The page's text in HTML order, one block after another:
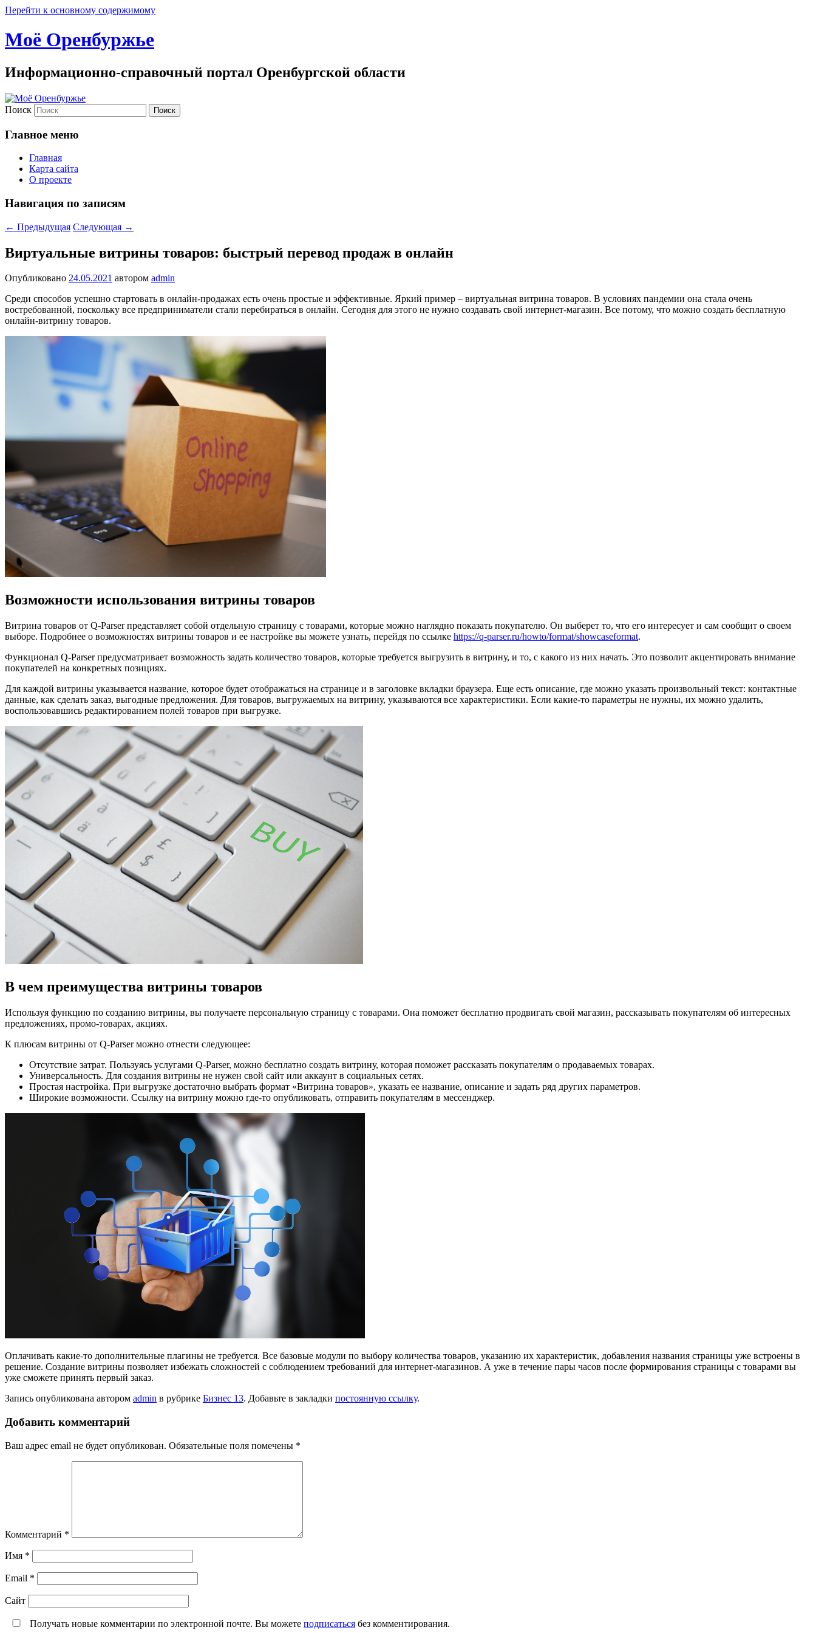
Перейти к основному содержимому
Моё Оренбуржье
Информационно-справочный портал Оренбургской области
Поиск
Главное меню
Главная
Карта сайта
О проекте
Навигация по записям
← Предыдущая Следующая →
Виртуальные витрины товаров: быстрый перевод продаж в онлайн
Опубликовано 24.05.2021 автором admin
Среди способов успешно стартовать в онлайн-продажах есть очень простые и эффективные. Яркий пример – виртуальная витрина товаров. В условиях пандемии она стала очень
востребованной, поскольку все предприниматели стали перебираться в онлайн. Сегодня для этого не нужно создавать свой интернет-магазин. Все потому, что можно создать бесплатную
онлайн-витрину товаров.
Возможности использования витрины товаров
Витрина товаров от Q-Parser представляет собой отдельную страницу с товарами, которые можно наглядно показать покупателю. Он выберет то, что его интересует и сам сообщит о своем
выборе. Подробнее о возможностях витрины товаров и ее настройке вы можете узнать, перейдя по ссылке https://q-parser.ru/howto/format/showcaseformat.
Функционал Q-Parser предусматривает возможность задать количество товаров, которые требуется выгрузить в витрину, и то, с какого из них начать. Это позволит акцентировать внимание
покупателей на конкретных позициях.
Для каждой витрины указывается название, которое будет отображаться на странице и в заголовке вкладки браузера. Еще есть описание, где можно указать произвольный текст: контактные
данные, как сделать заказ, выгодные предложения. Для товаров, выгружаемых на витрину, указываются все характеристики. Если какие-то параметры не нужны, их можно удалить,
воспользовавшись редактированием полей товаров при выгрузке.
В чем преимущества витрины товаров
Используя функцию по созданию витрины, вы получаете персональную страницу с товарами. Она поможет бесплатно продвигать свой магазин, рассказывать покупателям об интересных
предложениях, промо-товарах, акциях.
К плюсам витрины от Q-Parser можно отнести следующее:
Отсутствие затрат. Пользуясь услугами Q-Parser, можно бесплатно создать витрину, которая поможет рассказать покупателям о продаваемых товарах.
Универсальность. Для создания витрины не нужен свой сайт или аккаунт в социальных сетях.
Простая настройка. При выгрузке достаточно выбрать формат «Витрина товаров», указать ее название, описание и задать ряд других параметров.
Широкие возможности. Ссылку на витрину можно где-то опубликовать, отправить покупателям в мессенджер.
Оплачивать какие-то дополнительные плагины не требуется. Все базовые модули по выбору количества товаров, указанию их характеристик, добавления названия страницы уже встроены в
решение. Создание витрины позволяет избежать сложностей с соблюдением требований для интернет-магазинов. А уже в течение пары часов после формирования страницы с товарами вы
уже сможете принять первый заказ.
Запись опубликована автором admin в рубрике Бизнес 13. Добавьте в закладки постоянную ссылку.
Добавить комментарий
Ваш адрес email не будет опубликован. Обязательные поля помечены *
Комментарий *
Имя *
Email *
Сайт
Получать новые комментарии по электронной почте. Вы можете подписаться без комментирования.